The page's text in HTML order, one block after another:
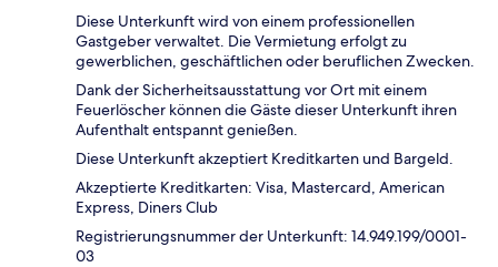
Diese Unterkunft wird von einem professionellen
Gastgeber verwaltet. Die Vermietung erfolgt zu
gewerblichen, geschäftlichen oder beruflichen Zwecken.
Dank der Sicherheitsausstattung vor Ort mit einem
Feuerlöscher können die Gäste dieser Unterkunft ihren
Aufenthalt entspannt genießen.
Diese Unterkunft akzeptiert Kreditkarten und Bargeld.
Akzeptierte Kreditkarten: Visa, Mastercard, American
Express, Diners Club
Registrierungsnummer der Unterkunft: 14.949.199/0001-
03